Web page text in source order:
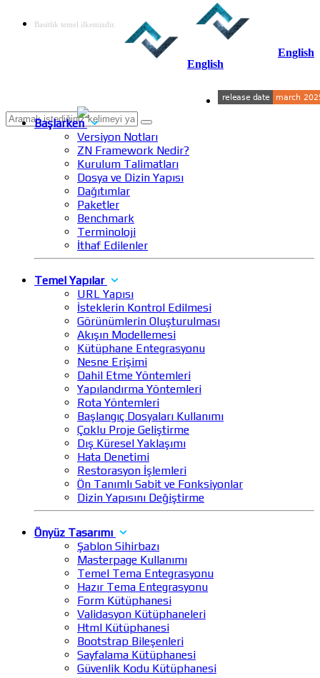
Basitlik temel ilkemizdir.
English
English
Başlarken
Versiyon Notları
ZN Framework Nedir?
Kurulum Talimatları
Dosya ve Dizin Yapısı
Dağıtımlar
Paketler
Benchmark
Terminoloji
İthaf Edilenler
Temel Yapılar
URL Yapısı
İsteklerin Kontrol Edilmesi
Görünümlerin Oluşturulması
Akışın Modellemesi
Kütüphane Entegrasyonu
Nesne Erişimi
Dahil Etme Yöntemleri
Yapılandırma Yöntemleri
Rota Yöntemleri
Başlangıç Dosyaları Kullanımı
Çoklu Proje Geliştirme
Dış Küresel Yaklaşımı
Hata Denetimi
Restorasyon İşlemleri
Ön Tanımlı Sabit ve Fonksiyonlar
Dizin Yapısını Değiştirme
Önyüz Tasarımı
Şablon Sihirbazı
Masterpage Kullanımı
Temel Tema Entegrasyonu
Hazır Tema Entegrasyonu
Form Kütüphanesi
Validasyon Kütüphaneleri
Html Kütüphanesi
Bootstrap Bileşenleri
Sayfalama Kütüphanesi
Güvenlik Kodu Kütüphanesi